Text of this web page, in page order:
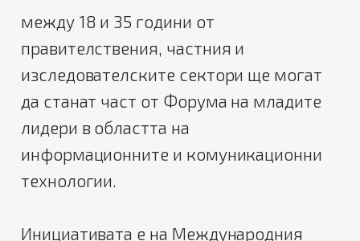
между 18 и 35 години от
правителствения, частния и
изследователските сектори ще могат
да станат част от Форума на младите
лидери в областта на
информационните и комуникационни
технологии.
Инициативата е на Международния